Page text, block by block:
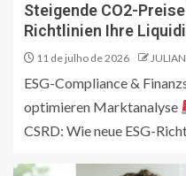
Steigende CO2-Preise
Richtlinien Ihre
11 de julho de 2026
ESG-Compliance &
optimieren Marktanalyse
CSRD: Wie neue ESG-